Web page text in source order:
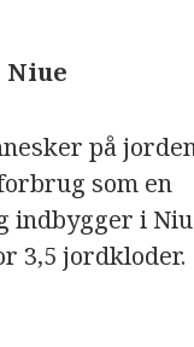
på
som en
indbygger i
3,5 jordkloder.